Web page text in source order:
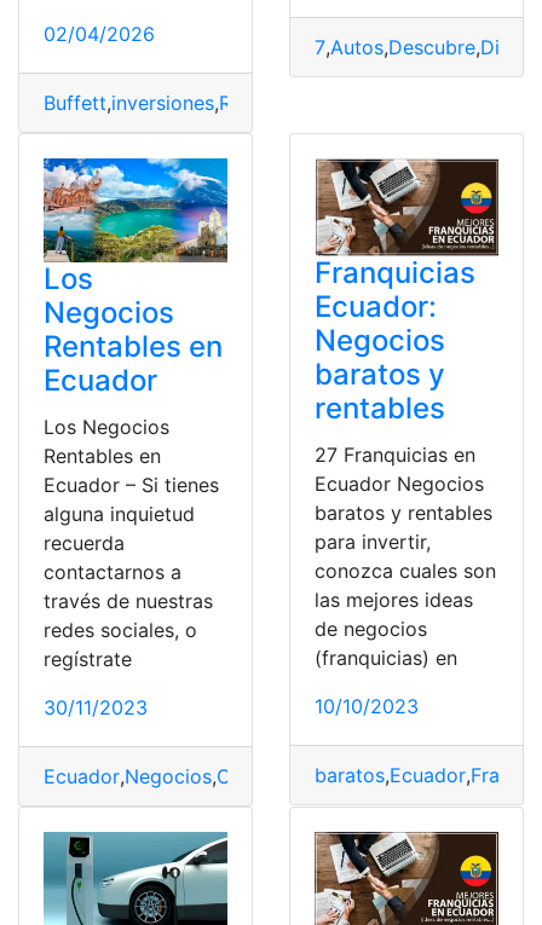
02/04/2026
Buffett,inversiones,Rentables
7,Autos,Descubre,Didi
Los
Negocios
Rentables en
Ecuador
Los Negocios
Rentables en
Ecuador – Si tienes
alguna inquietud
recuerda
contactarnos a
través de nuestras
redes sociales, o
regístrate
30/11/2023
Ecuador,Negocios,Oportunidades,Rentables,Turismo
Franquicias
Ecuador:
Negocios
baratos y
rentables
27 Franquicias en
Ecuador Negocios
baratos y rentables
para invertir,
conozca cuales son
las mejores ideas
de negocios
(franquicias) en
10/10/2023
baratos,Ecuador,